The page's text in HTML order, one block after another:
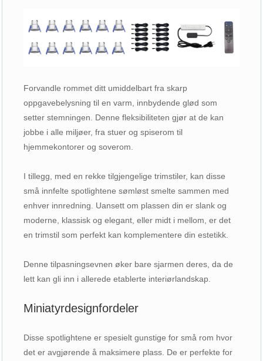
Forvandle rommet ditt umiddelbart fra skarp
oppgavebelysning til en varm, innbydende glød som
setter stemningen. Denne fleksibiliteten gjør at de kan
jobbe i alle miljøer, fra stuer og spiserom til
hjemmekontorer og soverom.
I tillegg, med en rekke tilgjengelige trimstiler, kan disse
små innfelte spotlightene sømløst smelte sammen med
enhver innredning. Uansett om plassen din er slank og
moderne, klassisk og elegant, eller midt i mellom, er det
en trimstil som perfekt kan komplementere din estetikk.
Denne tilpasningsevnen øker bare sjarmen deres, da de
lett kan gli inn i allerede etablerte interiørlandskap.
Miniatyrdesignfordeler
Disse spotlightene er spesielt gunstige for små rom hvor
det er avgjørende å maksimere plass. De er perfekte for